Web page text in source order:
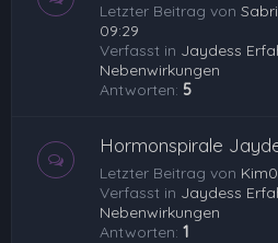
Letzter Beitrag von
09:29
Verfasst in Jaydess
Nebenwirkungen
Antworten: 5
Hormonspirale
Letzter Beitrag von
Verfasst in Jaydess
Nebenwirkungen
Antworten: 1